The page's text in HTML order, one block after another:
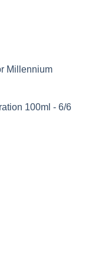
Millennium
100ml - 6/6